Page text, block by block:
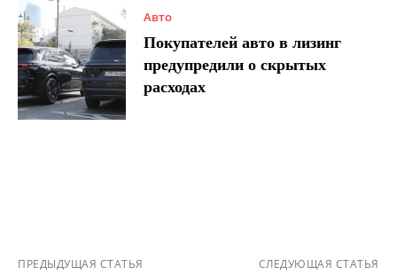
Авто
Покупателей авто в лизинг
предупредили о скрытых
расходах
ПРЕДЫДУЩАЯ СТАТЬЯ СЛЕДУЮЩАЯ СТАТЬЯ